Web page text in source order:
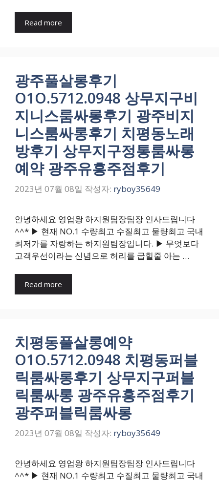
Read more
광주풀살롱후기
O1O.5712.0948 상무지구비
지니스룸싸롱후기 광주비지
니스룸싸롱후기 치평동노래
방후기 상무지구정통룸싸롱
예약 광주유흥주점후기
2023년 07월 08일 작성자: ryboy35649
안녕하세요 영업왕 하지원팀장팀장 인사드립니다
^^* ▶ 현재 NO.1 수량최고 수질최고 물량최고 국내
최저가를 자랑하는 하지원팀장입니다. ▶ 무엇보다
고객우선이라는 신념으로 허리를 굽힐줄 아는 …
Read more
치평동풀살롱예약
O1O.5712.0948 치평동퍼블
릭룸싸롱후기 상무지구퍼블
릭룸싸롱 광주유흥주점후기
광주퍼블릭룸싸롱
2023년 07월 08일 작성자: ryboy35649
안녕하세요 영업왕 하지원팀장팀장 인사드립니다
^^* ▶ 현재 NO.1 수량최고 수질최고 물량최고 국내